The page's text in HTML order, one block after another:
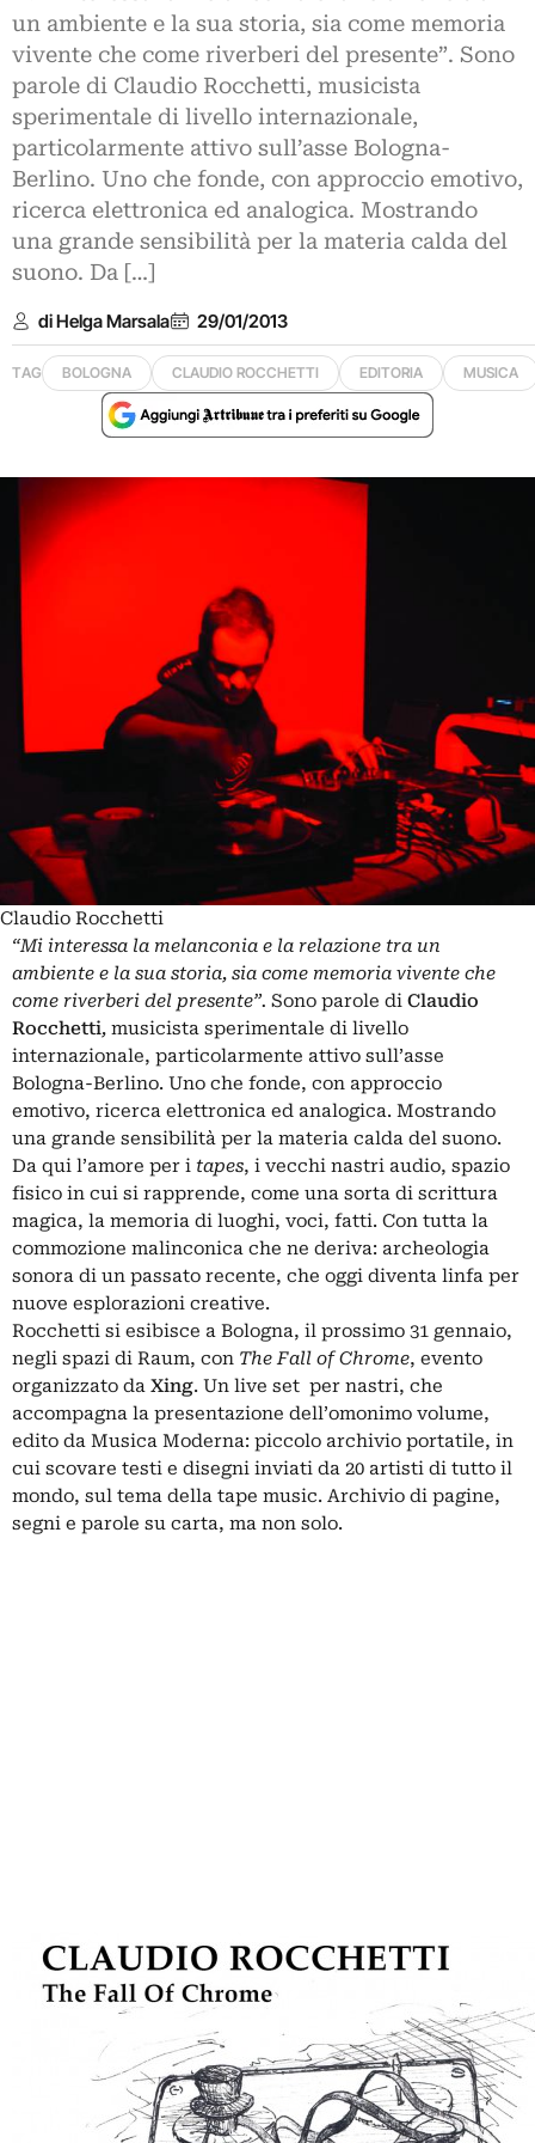
un ambiente e la sua storia, sia come memoria
vivente che come riverberi del presente”. Sono
parole di Claudio Rocchetti, musicista
sperimentale di livello internazionale,
particolarmente attivo sull’asse Bologna-
Berlino. Uno che fonde, con approccio emotivo,
ricerca elettronica ed analogica. Mostrando
una grande sensibilità per la materia calda del
suono. Da […]
di Helga Marsala 29/01/2013
TAG BOLOGNA CLAUDIO ROCCHETTI EDITORIA MUSICA
Claudio Rocchetti
“Mi interessa la melanconia e la relazione tra un
ambiente e la sua storia, sia come memoria vivente che
come riverberi del presente”. Sono parole di Claudio
Rocchetti, musicista sperimentale di livello
internazionale, particolarmente attivo sull’asse
Bologna-Berlino. Uno che fonde, con approccio
emotivo, ricerca elettronica ed analogica. Mostrando
una grande sensibilità per la materia calda del suono.
Da qui l’amore per i tapes, i vecchi nastri audio, spazio
fisico in cui si rapprende, come una sorta di scrittura
magica, la memoria di luoghi, voci, fatti. Con tutta la
commozione malinconica che ne deriva: archeologia
sonora di un passato recente, che oggi diventa linfa per
nuove esplorazioni creative.
Rocchetti si esibisce a Bologna, il prossimo 31 gennaio,
negli spazi di Raum, con The Fall of Chrome, evento
organizzato da Xing. Un live set per nastri, che
accompagna la presentazione dell’omonimo volume,
edito da Musica Moderna: piccolo archivio portatile, in
cui scovare testi e disegni inviati da 20 artisti di tutto il
mondo, sul tema della tape music. Archivio di pagine,
segni e parole su carta, ma non solo.